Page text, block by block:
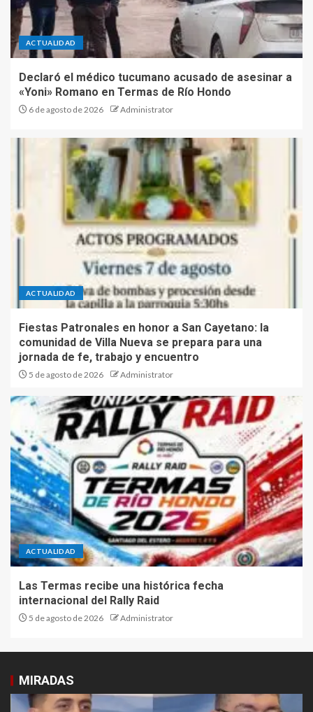
ACTUALIDAD
Declaró el médico tucumano acusado de asesinar a
«Yoni» Romano en Termas de Río Hondo
6 de agosto de 2026 Administrator
ACTUALIDAD
Fiestas Patronales en honor a San Cayetano: la
comunidad de Villa Nueva se prepara para una
jornada de fe, trabajo y encuentro
5 de agosto de 2026 Administrator
ACTUALIDAD
Las Termas recibe una histórica fecha
internacional del Rally Raid
5 de agosto de 2026 Administrator
MIRADAS